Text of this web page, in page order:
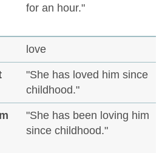
for an hour."
love
"She has loved him since
childhood."
"She has been loving him
since childhood."